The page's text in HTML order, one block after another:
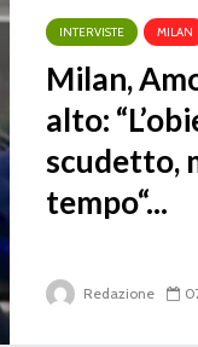
INTERVISTE MILAN
Milan,
alto:
scudetto,
tempo“...
Redazione